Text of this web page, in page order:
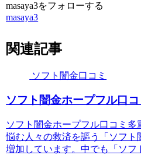
masaya3をフォローする
masaya3
関連記事
ソフト闇金口コミ
ソフト闇金ホープフル口コ
ソフト闇金ホープフル口コミ多
悩む人々の救済を謳う「ソフト
増加しています。中でも「ソフ